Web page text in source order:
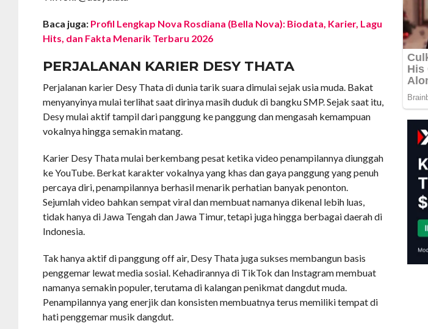
Baca juga: Profil Lengkap Nova Rosdiana (Bella Nova): Biodata, Karier, Lagu
Hits, dan Fakta Menarik Terbaru 2026
PERJALANAN KARIER DESY THATA
Perjalanan karier Desy Thata di dunia tarik suara dimulai sejak usia muda. Bakat
menyanyinya mulai terlihat saat dirinya masih duduk di bangku SMP. Sejak saat itu,
Desy mulai aktif tampil dari panggung ke panggung dan mengasah kemampuan
vokalnya hingga semakin matang.
Karier Desy Thata mulai berkembang pesat ketika video penampilannya diunggah
ke YouTube. Berkat karakter vokalnya yang khas dan gaya panggung yang penuh
percaya diri, penampilannya berhasil menarik perhatian banyak penonton.
Sejumlah video bahkan sempat viral dan membuat namanya dikenal lebih luas,
tidak hanya di Jawa Tengah dan Jawa Timur, tetapi juga hingga berbagai daerah di
Indonesia.
Tak hanya aktif di panggung off air, Desy Thata juga sukses membangun basis
penggemar lewat media sosial. Kehadirannya di TikTok dan Instagram membuat
namanya semakin populer, terutama di kalangan penikmat dangdut muda.
Penampilannya yang enerjik dan konsisten membuatnya terus memiliki tempat di
hati penggemar musik dangdut.